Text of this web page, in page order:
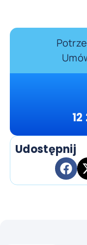
Udostępnij